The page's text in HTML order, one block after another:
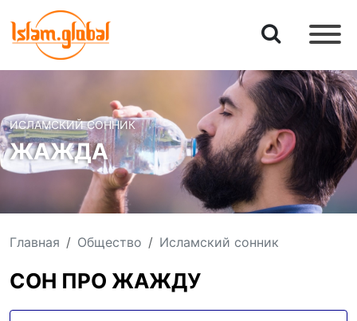
ИСЛАМСКИЙ СОННИК
ЖАЖДА
Главная Общество Исламский сонник
СОН ПРО ЖАЖДУ